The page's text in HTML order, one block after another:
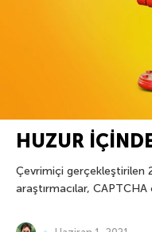
HUZUR
Çevrimiçi gerçekleştirilen
araştırmacılar,